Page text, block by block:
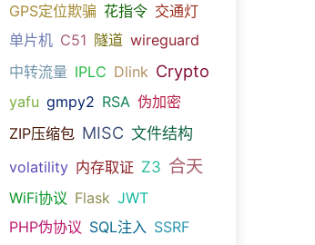
GPS定位欺骗 花指令 交通灯
单片机 C51 隧道 wireguard
中转流量 IPLC Dlink Crypto
yafu gmpy2 RSA 伪加密
ZIP压缩包 MISC 文件结构
volatility 内存取证 Z3 合天
WiFi协议 Flask JWT
PHP伪协议 SQL注入 SSRF